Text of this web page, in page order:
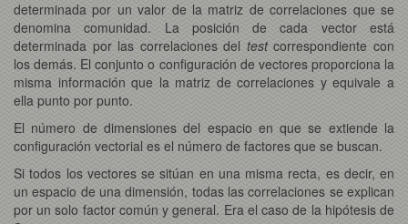
determinada por un valor de la matriz de correlaciones que se
denomina comunidad. La posición de cada vector está
determinada por las correlaciones del testcorrespondiente con
los demás. El conjunto o configuración de vectores proporciona la
misma información que la matriz de correlaciones y equivale a
ella punto por punto.
El número de dimensiones del espacio en que se extiende la
configuración vectorial es el número de factores que se buscan.
Si todos los vectores se sitúan en una misma recta, es decir, en
un espacio de una dimensión, todas las correlaciones se explican
por un solo factor común y general. Era el caso de la hipótesis de